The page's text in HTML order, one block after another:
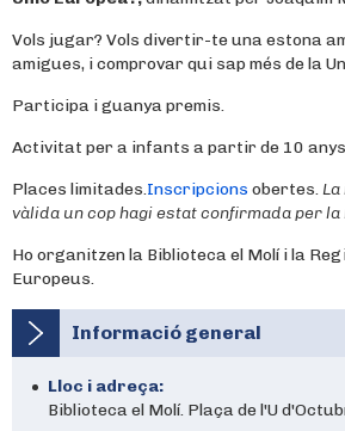
Vols jugar? Vols divertir-te una estona
amigues, i comprovar qui sap més de la
Participa i guanya premis.
Activitat per a infants a partir de 10
Places limitades.Inscripcions obertes.
vàlida un cop hagi estat confirmada per
Ho organitzen la Biblioteca el Molí i la
Europeus.
Informació general
Lloc i adreça:
Biblioteca el Molí. Plaça de l'U